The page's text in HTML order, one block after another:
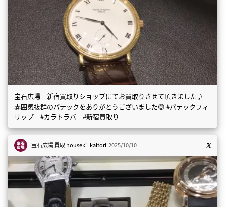
宝石広場 新宿買取りショップにてお買取りさせて頂きました♪
雰囲気抜群のパテックをありがとうございました😊 #パテックフィ
リップ #カラトラバ #新宿買取り
宝石広場 買取houseki_kaitori 2025/10/10